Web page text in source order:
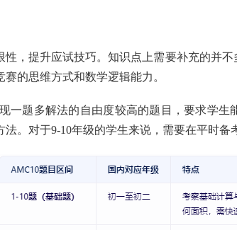
性，提升应试技巧。知识点上需要补充的并
的思维方式和数学逻辑能力。
一题多解法的自由度较高的题目，要求学
。对于9-10年级的学生来说，需要在平时备